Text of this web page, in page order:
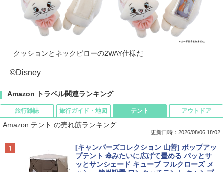
クッションとネックピローの2WAY仕様だ
©Disney
Amazon トラベル関連ランキング
旅行雑誌
ディズニーファン ２０２６年 ９月号 [雑
誌] (ＤＩＳＮＥＹ ＦＡＮ)
旅行ガイド・地図
D40 地球の歩き方 チェンマイ タイ北部の魅
力的な町 2026～2027 地球の歩き方D アジア
テント
Amazon テント の売れ筋ランキング
更新日時：2026/08/06 18:02
[キャンパーズコレクション 山善] ポップアッ
プテント 傘みたいに広げて畳める パッとサ
ッとサンシェード キューブ フルクローズ メ
アウトドア